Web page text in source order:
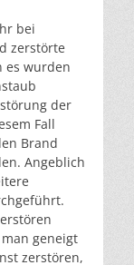
bei
zerstörte
es wurden
der
Fall
Brand
Angeblich
geneigt
zerstören,